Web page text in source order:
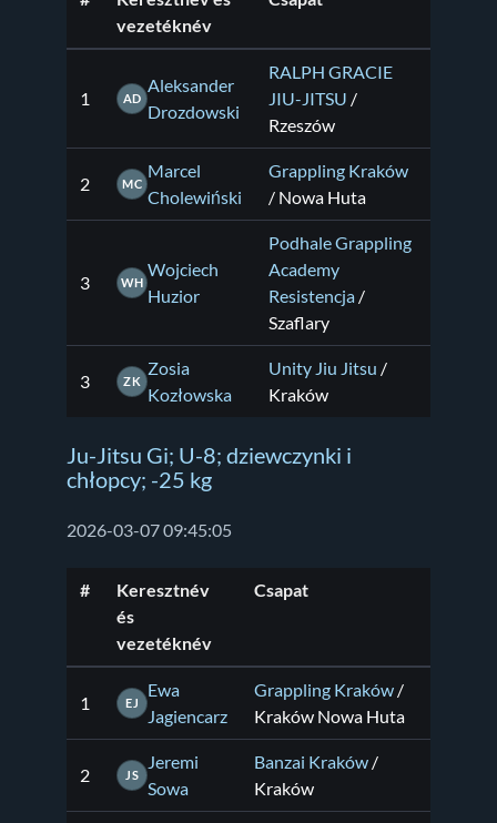
vezetéknév
1 AD
Aleksander
Drozdowski
RALPH GRACIE
JIU-JITSU /
Rzeszów
2 MC
Marcel
Cholewiński
Grappling Kraków
/ Nowa Huta
3 WH
Wojciech
Huzior
Podhale Grappling
Academy
Resistencja /
Szaflary
3 ZK
Zosia
Kozłowska
Unity Jiu Jitsu /
Kraków
Ju-Jitsu Gi; U-8; dziewczynki i
chłopcy; -25 kg
2026-03-07 09:45:05
#
Keresztnév
és
vezetéknév
Csapat
1 EJ
Ewa
Jagiencarz
Grappling Kraków /
Kraków Nowa Huta
2 JS
Jeremi
Sowa
Banzai Kraków /
Kraków